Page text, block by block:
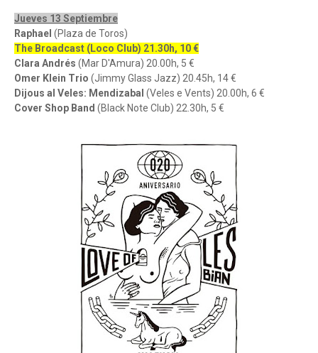
Jueves 13 Septiembre
Raphael (Plaza de Toros)
The Broadcast (Loco Club) 21.30h, 10 €
Clara Andrés (Mar D'Amura) 20.00h, 5 €
Omer Klein Trio (Jimmy Glass Jazz) 20.45h, 14 €
Dijous al Veles: Mendizabal (Veles e Vents) 20.00h, 6 €
Cover Shop Band (Black Note Club) 22.30h, 5 €